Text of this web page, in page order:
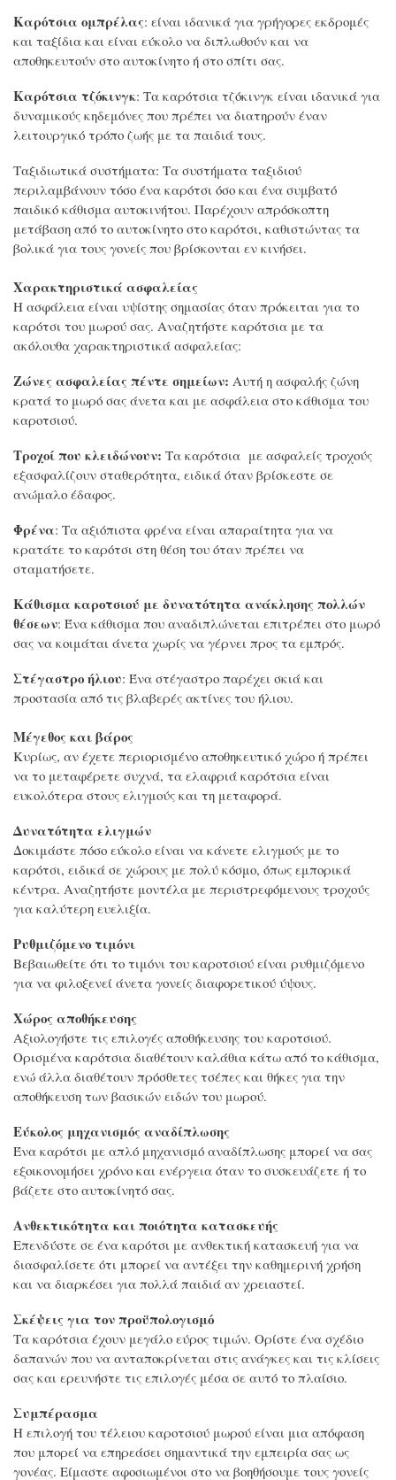
Καρότσια ομπρέλας: είναι ιδανικά για γρήγορες εκδρομές
και ταξίδια και είναι εύκολο να διπλωθούν και να
αποθηκευτούν στο αυτοκίνητο ή στο σπίτι σας.
Καρότσια τζόκινγκ: Τα καρότσια τζόκινγκ είναι ιδανικά για
δυναμικούς κηδεμόνες που πρέπει να διατηρούν έναν
λειτουργικό τρόπο ζωής με τα παιδιά τους.
Ταξιδιωτικά συστήματα: Τα συστήματα ταξιδιού
περιλαμβάνουν τόσο ένα καρότσι όσο και ένα συμβατό
παιδικό κάθισμα αυτοκινήτου. Παρέχουν απρόσκοπτη
μετάβαση από το αυτοκίνητο στο καρότσι, καθιστώντας τα
βολικά για τους γονείς που βρίσκονται εν κινήσει.
Χαρακτηριστικά ασφαλείας
Η ασφάλεια είναι υψίστης σημασίας όταν πρόκειται για το
καρότσι του μωρού σας. Αναζητήστε καρότσια με τα
ακόλουθα χαρακτηριστικά ασφαλείας:
Ζώνες ασφαλείας πέντε σημείων: Αυτή η ασφαλής ζώνη
κρατά το μωρό σας άνετα και με ασφάλεια στο κάθισμα του
καροτσιού.
Τροχοί που κλειδώνουν: Τα καρότσια με ασφαλείς τροχούς
εξασφαλίζουν σταθερότητα, ειδικά όταν βρίσκεστε σε
ανώμαλο έδαφος.
Φρένα: Τα αξιόπιστα φρένα είναι απαραίτητα για να
κρατάτε το καρότσι στη θέση του όταν πρέπει να
σταματήσετε.
Κάθισμα καροτσιού με δυνατότητα ανάκλησης πολλών
θέσεων: Ένα κάθισμα που αναδιπλώνεται επιτρέπει στο μωρό
σας να κοιμάται άνετα χωρίς να γέρνει προς τα εμπρός.
Στέγαστρο ήλιου: Ένα στέγαστρο παρέχει σκιά και
προστασία από τις βλαβερές ακτίνες του ήλιου.
Μέγεθος και βάρος
Κυρίως, αν έχετε περιορισμένο αποθηκευτικό χώρο ή πρέπει
να το μεταφέρετε συχνά, τα ελαφριά καρότσια είναι
ευκολότερα στους ελιγμούς και τη μεταφορά.
Δυνατότητα ελιγμών
Δοκιμάστε πόσο εύκολο είναι να κάνετε ελιγμούς με το
καρότσι, ειδικά σε χώρους με πολύ κόσμο, όπως εμπορικά
κέντρα. Αναζητήστε μοντέλα με περιστρεφόμενους τροχούς
για καλύτερη ευελιξία.
Ρυθμιζόμενο τιμόνι
Βεβαιωθείτε ότι το τιμόνι του καροτσιού είναι ρυθμιζόμενο
για να φιλοξενεί άνετα γονείς διαφορετικού ύψους.
Χώρος αποθήκευσης
Αξιολογήστε τις επιλογές αποθήκευσης του καροτσιού.
Ορισμένα καρότσια διαθέτουν καλάθια κάτω από το κάθισμα,
ενώ άλλα διαθέτουν πρόσθετες τσέπες και θήκες για την
αποθήκευση των βασικών ειδών του μωρού.
Εύκολος μηχανισμός αναδίπλωσης
Ένα καρότσι με απλό μηχανισμό αναδίπλωσης μπορεί να σας
εξοικονομήσει χρόνο και ενέργεια όταν το συσκευάζετε ή το
βάζετε στο αυτοκίνητό σας.
Ανθεκτικότητα και ποιότητα κατασκευής
Επενδύστε σε ένα καρότσι με ανθεκτική κατασκευή για να
διασφαλίσετε ότι μπορεί να αντέξει την καθημερινή χρήση
και να διαρκέσει για πολλά παιδιά αν χρειαστεί.
Σκέψεις για τον προϋπολογισμό
Τα καρότσια έχουν μεγάλο εύρος τιμών. Ορίστε ένα σχέδιο
δαπανών που να ανταποκρίνεται στις ανάγκες και τις κλίσεις
σας και ερευνήστε τις επιλογές μέσα σε αυτό το πλαίσιο.
Συμπέρασμα
Η επιλογή του τέλειου καροτσιού μωρού είναι μια απόφαση
που μπορεί να επηρεάσει σημαντικά την εμπειρία σας ως
γονέας. Είμαστε αφοσιωμένοι στο να βοηθήσουμε τους γονείς